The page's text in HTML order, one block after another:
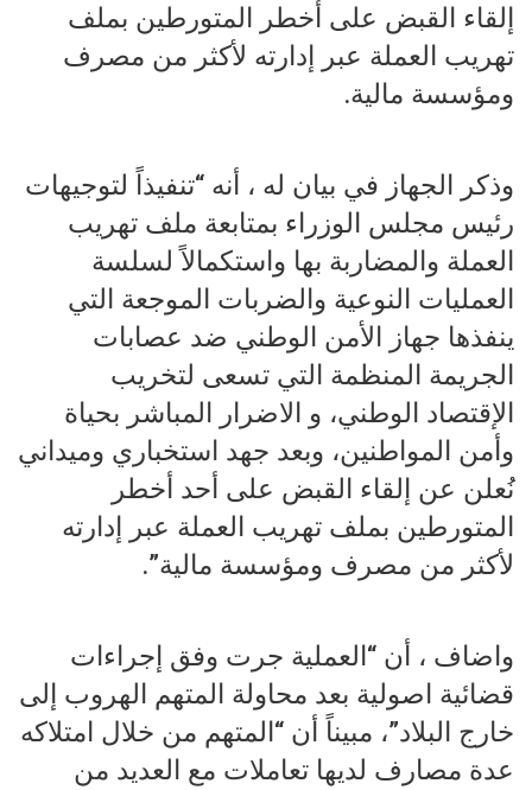
إلقاء القبض على أخطر المتورطين بملف
تهريب العملة عبر إدارته لأكثر من مصرف
ومؤسسة مالية.
وذكر الجهاز في بيان له ، أنه “تنفيذاً لتوجيهات
رئيس مجلس الوزراء بمتابعة ملف تهريب
العملة والمضاربة بها واستكمالاً لسلسة
العمليات النوعية والضربات الموجعة التي
ينفذها جهاز الأمن الوطني ضد عصابات
الجريمة المنظمة التي تسعى لتخريب
الإقتصاد الوطني، و الاضرار المباشر بحياة
وأمن المواطنين، وبعد جهد استخباري وميداني
نُعلن عن إلقاء القبض على أحد أخطر
المتورطين بملف تهريب العملة عبر إدارته
لأكثر من مصرف ومؤسسة مالية”.
واضاف ، أن “العملية جرت وفق إجراءات
قضائية اصولية بعد محاولة المتهم الهروب إلى
خارج البلاد”، مبيناً أن “المتهم من خلال امتلاكه
عدة مصارف لديها تعاملات مع العديد من